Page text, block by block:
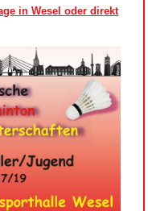
in Wesel oder direkt